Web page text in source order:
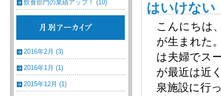
飲食部門の業績アップ！ (10)
2016年2月 (3)
2016年1月 (1)
2015年12月 (1)
はいけない
こんにちは
が生まれた
は夫婦でス
が最近は近
泉施設に行